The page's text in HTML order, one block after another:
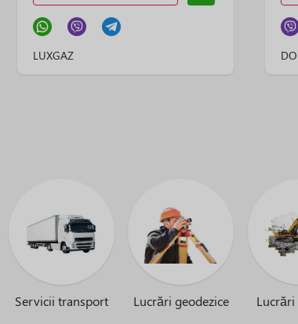
LUXGAZ
Servicii transport Lucrări geodezice Lucrări